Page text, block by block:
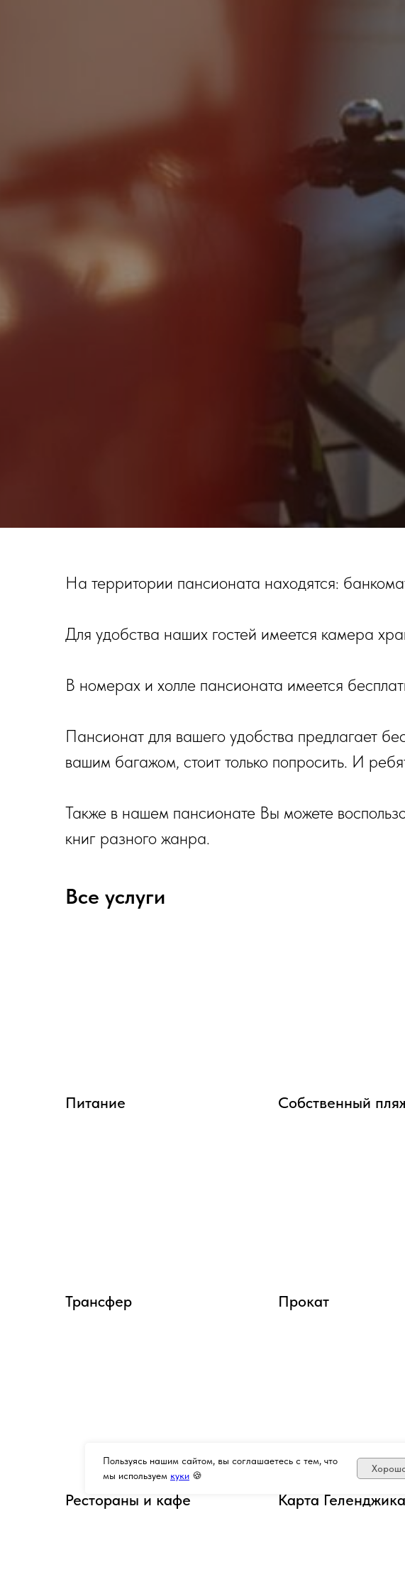
На территории пансионата находятся:
Для удобства наших гостей имеется камера
В номерах и холле пансионата имеется
Пансионат для вашего удобства предлагает
вашим багажом, стоит только попросить. И
Также в нашем пансионате Вы можете
книг разного жанра.
Все услуги
Питание Собственный
Трансфер Прокат
Рестораны и кафе
Карта
Пользуясь нашим сайтом, вы соглашаетесь с тем, что
мы используем куки 🍪